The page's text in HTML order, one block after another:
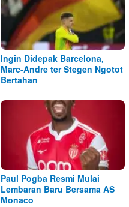
Ingin Didepak Barcelona,
Marc-Andre ter Stegen Ngotot
Bertahan
Paul Pogba Resmi Mulai
Lembaran Baru Bersama AS
Monaco